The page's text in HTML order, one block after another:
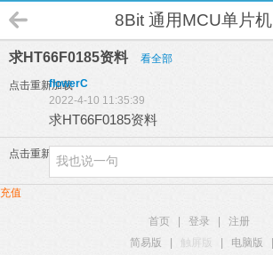
8Bit 通用MCU单片机
求HT66F0185资料 看全部
点击重新加载
flowerC
2022-4-10 11:35:39
求HT66F0185资料
点击重新加载
充值
首页 登录
注册
简易版
触屏版 电脑版